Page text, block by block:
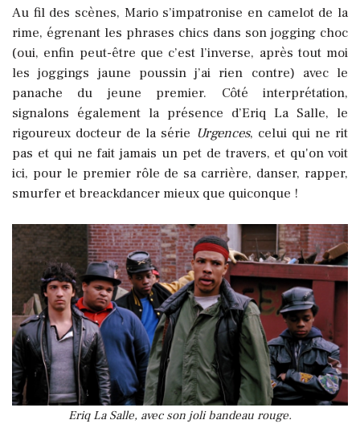
Au fil des scènes, Mario s’impatronise en camelot de la
rime, égrenant les phrases chics dans son jogging choc
(oui, enfin peut-être que c’est l’inverse, après tout moi
les joggings jaune poussin j’ai rien contre) avec le
panache du jeune premier. Côté interprétation,
signalons également la présence d’Eriq La Salle, le
rigoureux docteur de la série Urgences, celui qui ne rit
pas et qui ne fait jamais un pet de travers, et qu'on voit
ici, pour le premier rôle de sa carrière, danser, rapper,
smurfer et breackdancer mieux que quiconque !
Eriq La Salle, avec son joli bandeau rouge.